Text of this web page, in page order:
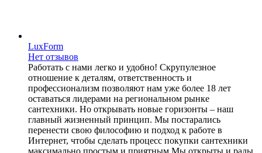
LuxForm
Нет отзывов
Работать с нами легко и удобно! Скрупулезное
отношение к деталям, ответственность и
профессионализм позволяют нам уже более 18 лет
оставаться лидерами на региональном рынке
сантехники. Но открывать новые горизонты – наш
главный жизненный принцип. Мы постарались
перенести свою философию и подход к работе в
Интернет, чтобы сделать процесс покупки сантехники
максимально простым и приятным.Мы открыты и рады